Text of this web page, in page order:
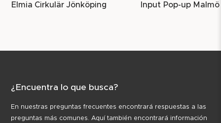
Elmia Cirkulär Jönköping Input Pop-up Malmö
¿Encuentra lo que busca?
En nuestras preguntas frecuentes encontrará respuestas a las
preguntas más comunes. Aquí también encontrará información